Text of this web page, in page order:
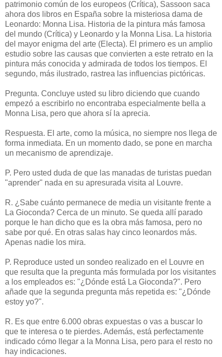
patrimonio común de los europeos (Crítica), Sassoon saca
ahora dos libros en España sobre la misteriosa dama de
Leonardo: Monna Lisa. Historia de la pintura más famosa
del mundo (Crítica) y Leonardo y la Monna Lisa. La historia
del mayor enigma del arte (Electa). El primero es un amplio
estudio sobre las causas que convierten a este retrato en la
pintura más conocida y admirada de todos los tiempos. El
segundo, más ilustrado, rastrea las influencias pictóricas.
Pregunta. Concluye usted su libro diciendo que cuando
empezó a escribirlo no encontraba especialmente bella a
Monna Lisa, pero que ahora sí la aprecia.
Respuesta. El arte, como la música, no siempre nos llega de
forma inmediata. En un momento dado, se pone en marcha
un mecanismo de aprendizaje.
P. Pero usted duda de que las manadas de turistas puedan
"aprender" nada en su apresurada visita al Louvre.
R. ¿Sabe cuánto permanece de media un visitante frente a
La Gioconda? Cerca de un minuto. Se queda allí parado
porque le han dicho que es la obra más famosa, pero no
sabe por qué. En otras salas hay cinco leonardos más.
Apenas nadie los mira.
P. Reproduce usted un sondeo realizado en el Louvre en
que resulta que la pregunta más formulada por los visitantes
a los empleados es: "¿Dónde está La Gioconda?". Pero
añade que la segunda pregunta más repetida es: "¿Dónde
estoy yo?".
R. Es que entre 6.000 obras expuestas o vas a buscar lo
que te interesa o te pierdes. Además, está perfectamente
indicado cómo llegar a la Monna Lisa, pero para el resto no
hay indicaciones.